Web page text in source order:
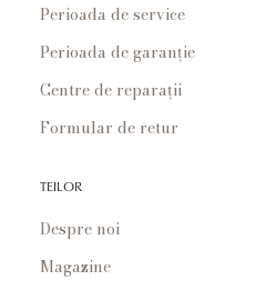
Perioada de service
Perioada de garanție
Centre de reparații
Formular de retur
TEILOR
Despre noi
Magazine